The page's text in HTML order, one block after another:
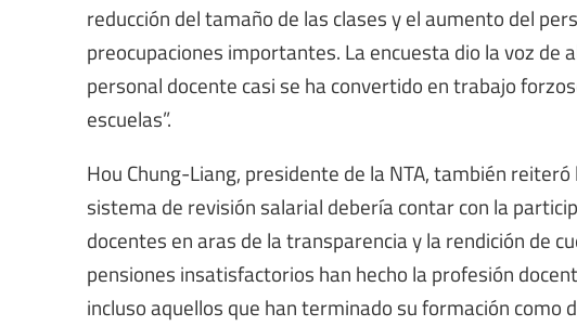
reducción del tamaño de las clases y el aumento del
preocupaciones importantes. La encuesta dio la voz de
personal docente casi se ha convertido en trabajo
escuelas”.
Hou Chung-Liang, presidente de la NTA, también
sistema de revisión salarial debería contar con la
docentes en aras de la transparencia y la rendición de
pensiones insatisfactorios han hecho la profesión
incluso aquellos que han terminado su formación como